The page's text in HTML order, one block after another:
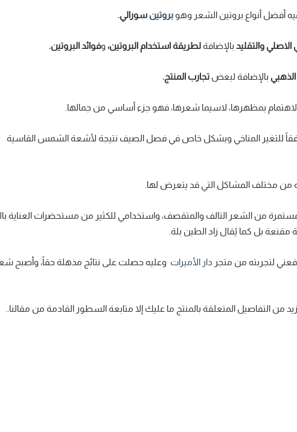
أفضل أنواع بروتين الشعر وهوبروتين سورالي.
والتقليد بالإضافةلطريقة استخدام البروتين،وفوائد البروتين.
بالإضافة لبعض تجارب المنتج.
بمظهرها، لاسيما شعرها، فهو جزء أساسي من جمالها.
وفقاً للتغير المناخي وبشكل خاص في فصل الصيف نتيجة لأشعة الشمس القاسية
من مختلف المشاكل التي قد يتعرض لها.
من الشعر التالف والمتقصف، واستخدامي للكثير من مستحضرات العناية
بل كما يُقال زاد الطين بلة.
لتجربته من متجر دار الأميرات وعليه حصلت على نتائج مذهلة حقاً، وأصبح
التفاصيل المتعلقة بالمنتج ما عليك إلا متابعة السطور القادمة من مقالنا..